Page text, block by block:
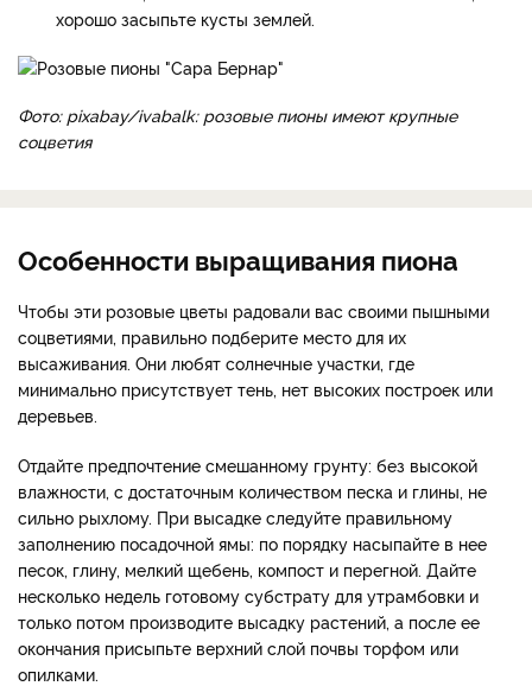
хорошо засыпьте кусты землей.
Фото: pixabay/ivabalk: розовые пионы имеют крупные
соцветия
Особенности выращивания пиона
Чтобы эти розовые цветы радовали вас своими пышными
соцветиями, правильно подберите место для их
высаживания. Они любят солнечные участки, где
минимально присутствует тень, нет высоких построек или
деревьев.
Отдайте предпочтение смешанному грунту: без высокой
влажности, с достаточным количеством песка и глины, не
сильно рыхлому. При высадке следуйте правильному
заполнению посадочной ямы: по порядку насыпайте в нее
песок, глину, мелкий щебень, компост и перегной. Дайте
несколько недель готовому субстрату для утрамбовки и
только потом производите высадку растений, а после ее
окончания присыпьте верхний слой почвы торфом или
опилками.